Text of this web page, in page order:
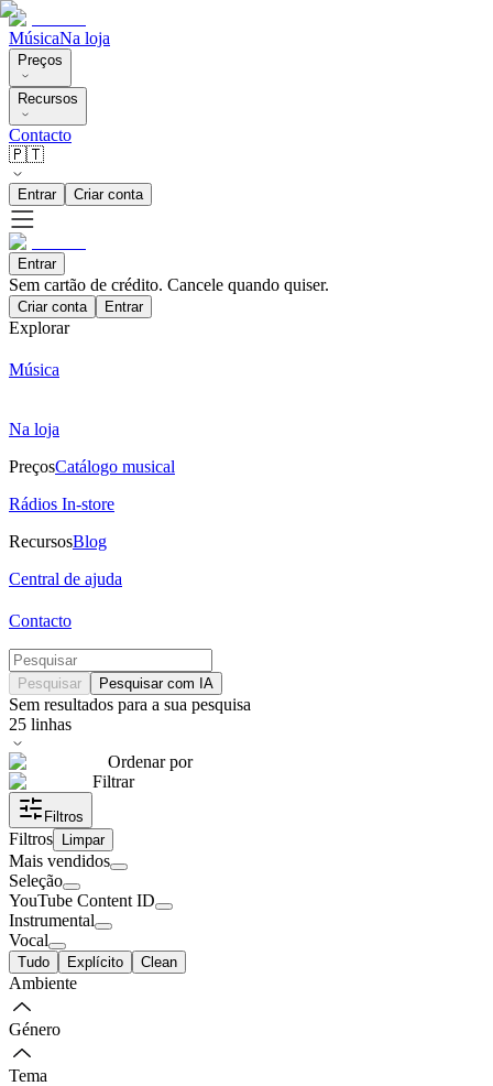
MúsicaNa loja
Preços
Recursos
Contacto
🇵🇹
Entrar Criar conta
Entrar
Sem cartão de crédito. Cancele quando quiser.
Criar conta Entrar
Explorar
Música
Na loja
PreçosCatálogo musical
Rádios In-store
RecursosBlog
Central de ajuda
Contacto
Pesquisar Pesquisar com IA
Sem resultados para a sua pesquisa
25 linhas
Ordenar por
Filtrar
Filtros
Filtros Limpar
Mais vendidos
Seleção
YouTube Content ID
Instrumental
Vocal
Tudo Explícito Clean
Ambiente
Género
Tema